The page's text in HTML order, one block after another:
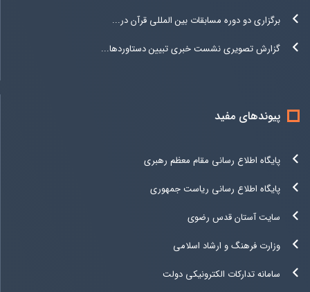
برگزاری دو دوره مسابقات بین المللی قرآن در...
گزارش تصویری نشست خبری تبیین دستاوردها...
پیوندهای مفید
پایگاه اطلاع رسانی مقام معظم رهبری
پایگاه اطلاع رسانی ریاست جمهوری
سایت آستان قدس رضوی
وزارت فرهنگ و ارشاد اسلامی
سامانه تدارکات الکترونیکی دولت